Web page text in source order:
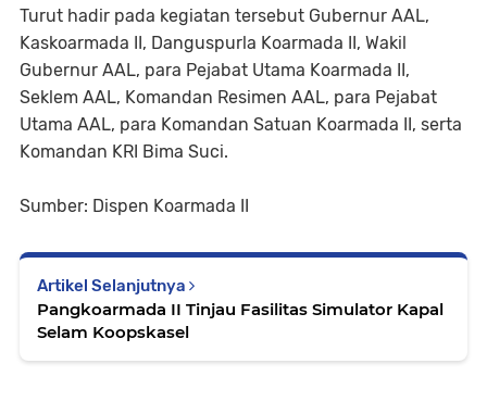
Turut hadir pada kegiatan tersebut Gubernur AAL,
Kaskoarmada II, Danguspurla Koarmada II, Wakil
Gubernur AAL, para Pejabat Utama Koarmada II,
Seklem AAL, Komandan Resimen AAL, para Pejabat
Utama AAL, para Komandan Satuan Koarmada II, serta
Komandan KRI Bima Suci.
Sumber: Dispen Koarmada II
Artikel Selanjutnya
Pangkoarmada II Tinjau Fasilitas Simulator Kapal
Selam Koopskasel